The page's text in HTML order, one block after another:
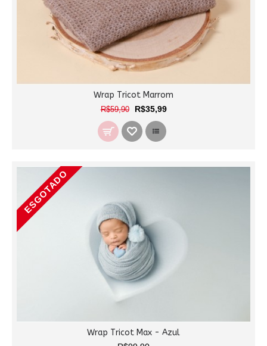
Wrap Tricot Marrom
R$59,90 R$35,99
ESGOTADO
Wrap Tricot Max - Azul